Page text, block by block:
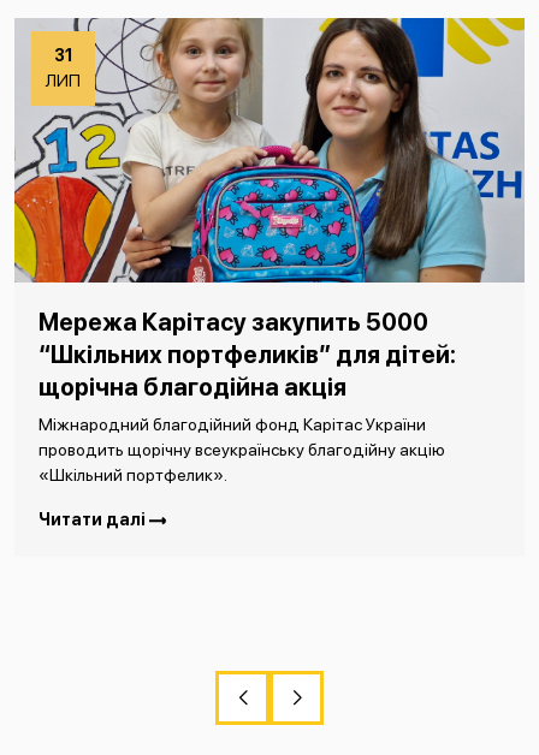
31
ЛИП
Мережа Карітасу закупить 5000
“Шкільних портфеликів” для дітей:
щорічна благодійна акція
Міжнародний благодійний фонд Карітас України
проводить щорічну всеукраїнську благодійну акцію
«Шкільний портфелик».
Читати далі